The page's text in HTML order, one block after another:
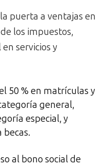
puerta a ventajas en
los impuestos,
servicios y
50 % en matrículas y
general,
especial, y
becas.
al bono social de